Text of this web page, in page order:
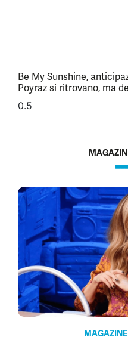
Be My Sunshine,
Poyraz si ritrovano, ma
MAGAZINE